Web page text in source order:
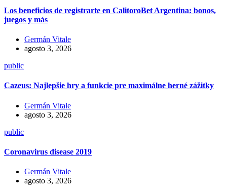
Los beneficios de registrarte en CalitoroBet Argentina: bonos,
juegos y más
Germán Vitale
agosto 3, 2026
public
Cazeus: Najlepšie hry a funkcie pre maximálne herné zážitky
Germán Vitale
agosto 3, 2026
public
Coronavirus disease 2019
Germán Vitale
agosto 3, 2026